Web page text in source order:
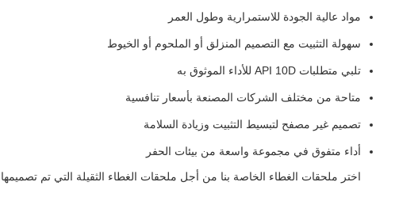
مواد عالية الجودة للاستمرارية وطول العمر
سهولة التثبيت مع التصميم المنزلق أو الملحوم أو الخيوط
تلبي متطلبات API 10D للأداء الموثوق به
متاحة من مختلف الشركات المصنعة بأسعار تنافسية
تصميم غير مصفح لتبسيط التثبيت وزيادة السلامة
أداء متفوق في مجموعة واسعة من بيئات الحفر
اختر ملحقات الغطاء الخاصة بنا من أجل ملحقات الغطاء الثقيلة التي تم